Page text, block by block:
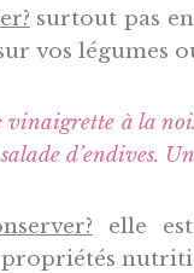
surtout pas
vos légumes
vinaigrette à la
d’endives.
elle